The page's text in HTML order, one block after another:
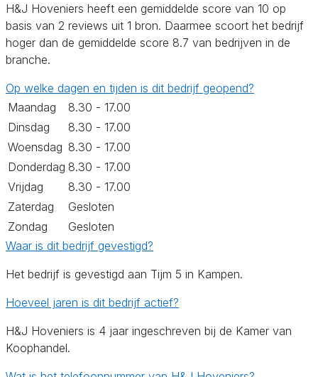
H&J Hoveniers heeft een gemiddelde score van 10 op
basis van 2 reviews uit 1 bron. Daarmee scoort het bedrijf
hoger dan de gemiddelde score 8.7 van bedrijven in de
branche.
Op welke dagen en tijden is dit bedrijf geopend?
Maandag
8.30 - 17.00
Dinsdag
8.30 - 17.00
Woensdag 8.30 - 17.00
Donderdag 8.30 - 17.00
Vrijdag
8.30 - 17.00
Zaterdag
Gesloten
Zondag
Gesloten
Waar is dit bedrijf gevestigd?
Het bedrijf is gevestigd aan Tijm 5 in Kampen.
Hoeveel jaren is dit bedrijf actief?
H&J Hoveniers is 4 jaar ingeschreven bij de Kamer van
Koophandel.